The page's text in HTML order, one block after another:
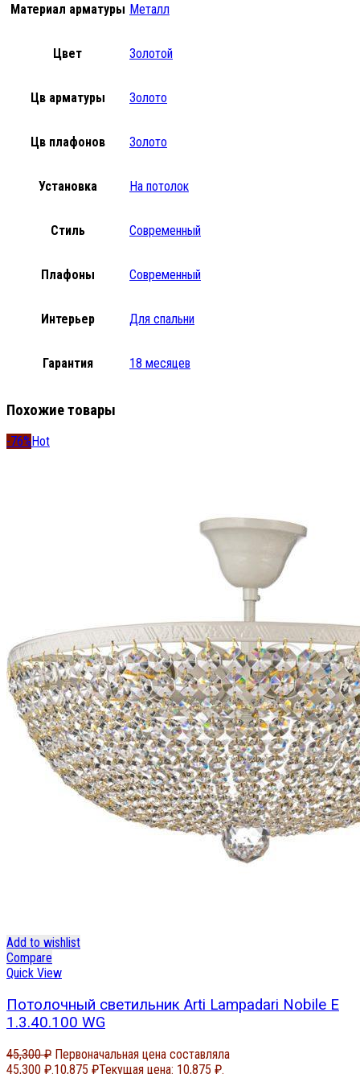
Материал арматуры Металл
Цвет Золотой
Цв арматуры Золото
Цв плафонов Золото
Установка На потолок
Стиль Современный
Плафоны Современный
Интерьер Для спальни
Гарантия 18 месяцев
Похожие товары
-76% Hot
Add to wishlist
Compare
Quick View
Потолочный светильник Arti Lampadari Nobile E
1.3.40.100 WG
45,300₽ Первоначальная цена составляла
45,300 ₽.10,875 ₽Текущая цена: 10,875 ₽.